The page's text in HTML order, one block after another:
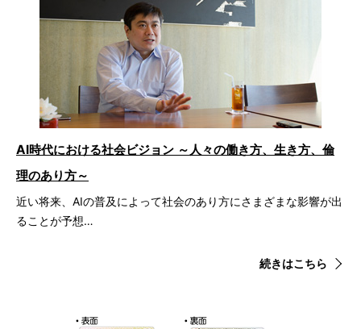
近い将来、AIの普及によって社会のあり方にさまざまな影響が出
ることが予想…
続きはこちら
AI時代における社会ビジョン ～人々の働き方、生き方、倫
理のあり方～